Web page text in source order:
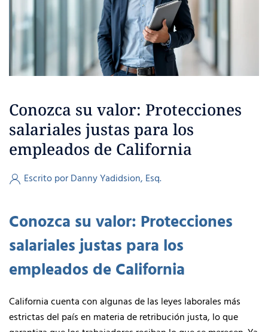
Conozca su valor: Protecciones
salariales justas para los
empleados de California
Escrito por Danny Yadidsion, Esq.
Conozca su valor: Protecciones
salariales justas para los
empleados de California
California cuenta con algunas de las leyes laborales más
estrictas del país en materia de retribución justa, lo que